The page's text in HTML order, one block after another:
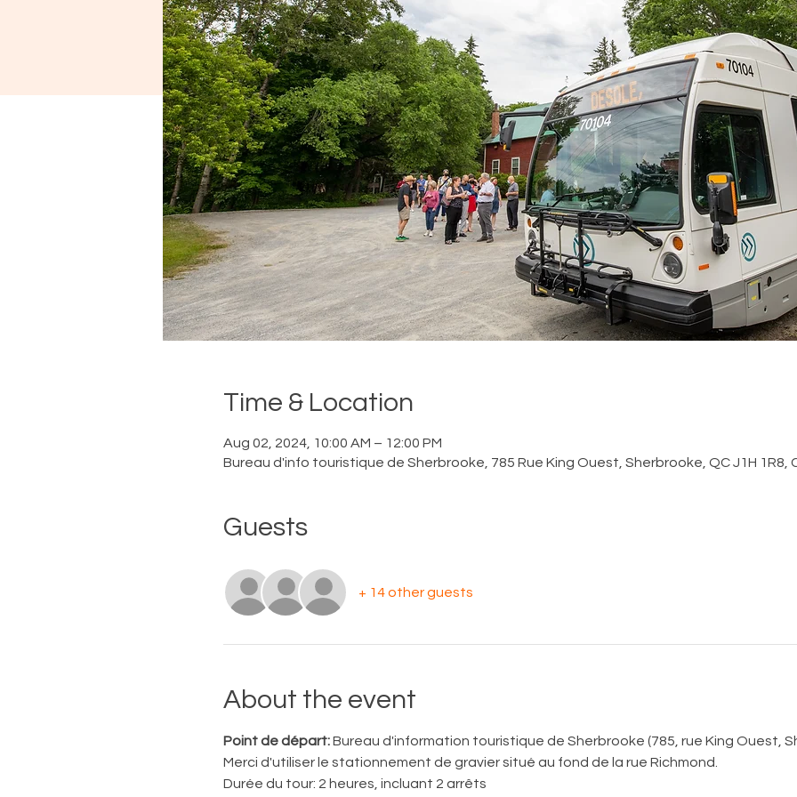
Time & Location
Aug 02, 2024, 10:00 AM – 12:00 PM
Bureau d'info touristique de Sherbrooke, 785 Rue King Ouest, Sherbrooke, QC J1H 1R8,
Guests
+ 14 other guests
About the event
Point de départ: Bureau d'information touristique de Sherbrooke (785, rue King Ouest,
Merci d'utiliser le stationnement de gravier situé au fond de la rue Richmond.
Durée du tour: 2 heures, incluant 2 arrêts